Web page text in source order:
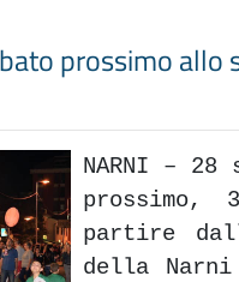
prossimo allo
NARNI –
prossimo,
partire
della Narni